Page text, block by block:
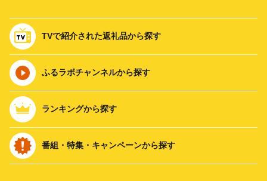
TVで紹介された返礼品から探す
ふるラボチャンネルから探す
ランキングから探す
番組・特集・キャンペーンから探す